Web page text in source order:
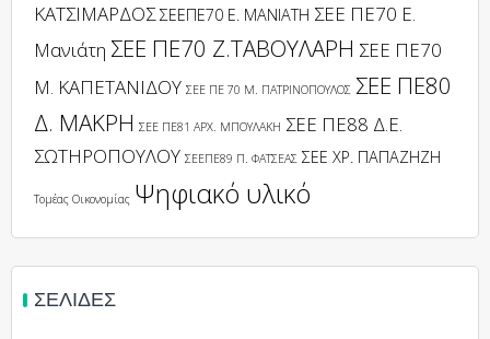
ΚΑΤΣΙΜΑΡΔΟΣ ΣΕΕΠΕ70 Ε. ΜΑΝΙΑΤΗ ΣΕΕ ΠΕ70 Ε.
Μανιάτη ΣΕΕ ΠΕ70 Ζ.ΤΑΒΟΥΛΑΡΗ ΣΕΕ ΠΕ70
Μ. ΚΑΠΕΤΑΝΙΔΟΥ ΣΕΕ ΠΕ 70 Μ. ΠΑΤΡΙΝΟΠΟΥΛΟΣ ΣΕΕ ΠΕ80
Δ. ΜΑΚΡΗ ΣΕΕ ΠΕ81 ΑΡΧ. ΜΠΟΥΛΑΚΗ ΣΕΕ ΠΕ88 Δ.Ε.
ΣΩΤΗΡΟΠΟΥΛΟΥ ΣΕΕΠΕ89 Π. ΦΑΤΣΕΑΣ ΣΕΕ ΧΡ. ΠΑΠΑΖΗΖΗ
Τομέας Οικονομίας Ψηφιακό υλικό
ΣΕΛΊΔΕΣ